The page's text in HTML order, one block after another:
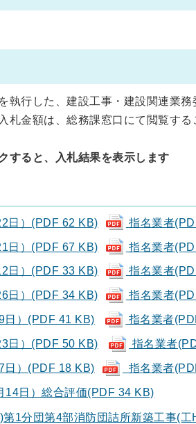
執行した、建設工事・建設関連業務
札金額は、総務課窓口にて閲覧する
すると、入札結果を表示します
日）(PDF 62 KB)
指名業者
日）(PDF 67 KB)
指名業者
日）(PDF 33 KB)
指名業者
日）(PDF 34 KB)
指名業者
日）(PDF 41 KB)
指名業者
日）(PDF 50 KB)
指名業者
日）(PDF 18 KB)
指名業者
14日）総合評価(PDF 34 KB)
第1分団第4部消防団詰所新築工事(